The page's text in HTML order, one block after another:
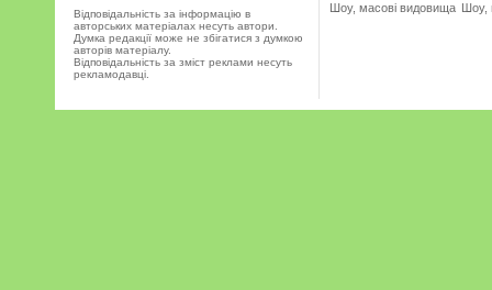
Відповідальність за інформацію в
авторських матеріалах несуть автори.
Думка редакції може не збігатися з думкою
авторів матеріалу.
Відповідальність за зміст реклами несуть
рекламодавці.
Шоу, масові видовища Шоу,